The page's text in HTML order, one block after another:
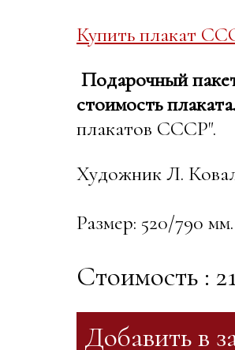
Купить плакат
Подарочный
стоимость плаката.
плакатов СССР".
Художник Л.
Размер: 520/790 мм.
Стоимость :